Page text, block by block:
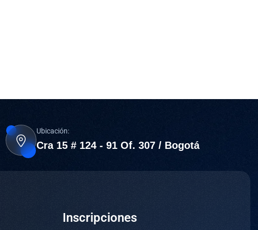
Ubicación:
Cra 15 # 124 - 91 Of. 307 / Bogotá
Inscripciones